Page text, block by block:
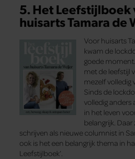
5. Het Leefstijlboek
huisarts Tamara de
Voor huisarts
kwam de
goede
met de leefstijl
mezelf volledig
Sinds de
volledig anders
in het leven
belangrijk.
schrijven als nieuwe columnist in
ook is het een belangrijk thema in
Leefstijlboek’.